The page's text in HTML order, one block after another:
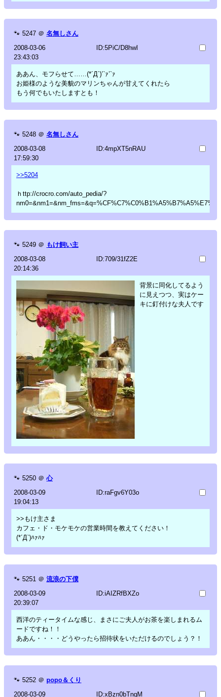
🐾 5247 ＠ 名無しさん
2008-03-06
23:43:03
ID:5PiC/D8hwI
ああん、モフらせて……(*´Д`)’`ｧ’`ｧ
お姫様のような美貌のマリンちゃんが甘えてくれたら
もう何でもいたしますとも！
🐾 5248 ＠ 名無しさん
2008-03-08
17:59:30
ID:4mpXT5nRAU
>>5204
ｈttp://crocro.com/auto_pedia/?
🐾 5249 ＠ もけ飼い主
2008-03-08
20:14:36
ID:709/31fZ2E
背景に同化してるよう
に見えつつ、実はケー
キに釘付けな夫人です
🐾 5250 ＠ 心
2008-03-09
19:04:13
ID:raFgv6Y03o
>>もけ主さま
カフェ・ド・モケモケの営業時間を教えてください！
(*´Д`)ﾊｧﾊｧ
🐾 5251 ＠ 流浪の下僕
2008-03-09
20:39:07
ID:iAIZRfBXZo
西洋のティータイムな感じ、まさにご夫人がお茶を楽しまれるム
ードですね！！
ああん・・・・どうやったら招待状をいただけるのでしょう？！
🐾 5252 ＠ popo＆くり
2008-03-09
ID:xBzn0bTngM